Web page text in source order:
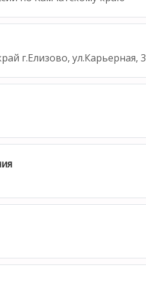
г.Елизово, ул.Карьерная, 3